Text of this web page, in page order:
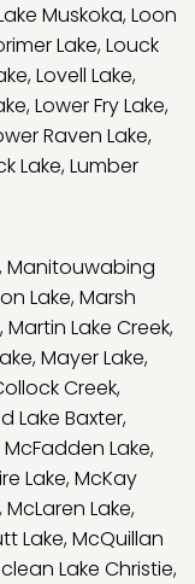
Muskoka,Loon
Lake,Louck
,Lovell Lake,
,Lower Fry Lake,
Raven Lake,
Lake,Lumber
,Manitouwabing
Lake,Marsh
,Martin Lake Creek,
,Mayer Lake,
Creek,
Lake Baxter,
McFadden Lake,
Lake,McKay
,McLaren Lake,
Lake,McQuillan
Lake Christie,